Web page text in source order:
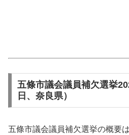
五條市議会議員補欠選挙
日、奈良県）
五條市議会議員補欠選挙の概要